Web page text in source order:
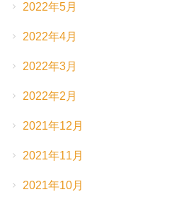
2022年5月
2022年4月
2022年3月
2022年2月
2021年12月
2021年11月
2021年10月